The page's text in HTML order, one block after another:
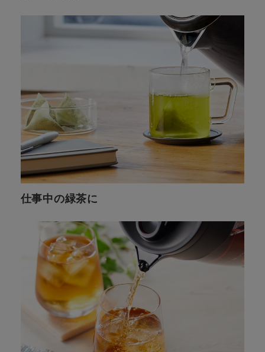
仕事中の緑茶に